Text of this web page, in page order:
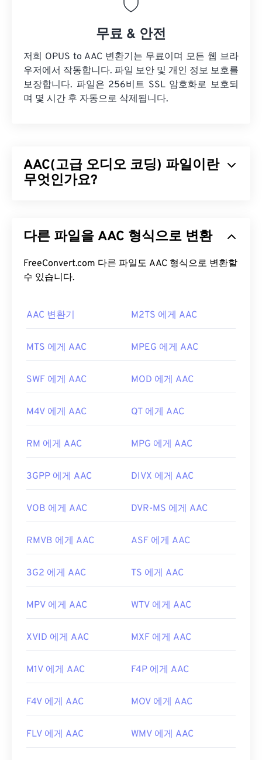
무료 & 안전
저희 OPUS to AAC 변환기는 무료이며 모든 웹 브라
우저에서 작동합니다. 파일 보안 및 개인 정보 보호를
보장합니다. 파일은 256비트 SSL 암호화로 보호되
며 몇 시간 후 자동으로 삭제됩니다.
AAC(고급 오디오 코딩) 파일이란
무엇인가요?
주로 디지털 TV, 디지털 라디오, 인터넷 스트리밍에
의 표준 오디오 형식입니다.ISO/IEC는 AAC코덱
을 MP3의 개선된 코덱으로 지정했는데, 파일 크기
용하여 AAC 파일을 여세요. 또는iTunes 에서도 기본
적으로 AAC 파일이 열립니다. 하지만 AAC 파일은 어
에서도 열립니다.
사용되므로Nintendo 3DS ,Playstation 4
ISO/IEC MPEG 오디오 위원회
최초 출시: 1997년
https://en.wikipedia.org/wiki/고급_오디오_코딩
browse=tc
다른 파일을 AAC 형식으로 변환
FreeConvert.com 다른 파일도 AAC 형식으로 변환할
수 있습니다.
AAC 변환기 M2TS 에게 AAC
MTS 에게 AAC MPEG 에게 AAC
SWF 에게 AAC MOD 에게 AAC
M4V 에게 AAC QT 에게 AAC
RM 에게 AAC MPG 에게 AAC
3GPP 에게 AAC DIVX 에게 AAC
VOB 에게 AAC DVR-MS 에게 AAC
RMVB 에게 AAC ASF 에게 AAC
3G2 에게 AAC TS 에게 AAC
MPV 에게 AAC WTV 에게 AAC
XVID 에게 AAC MXF 에게 AAC
M1V 에게 AAC F4P 에게 AAC
F4V 에게 AAC MOV 에게 AAC
FLV 에게 AAC WMV 에게 AAC